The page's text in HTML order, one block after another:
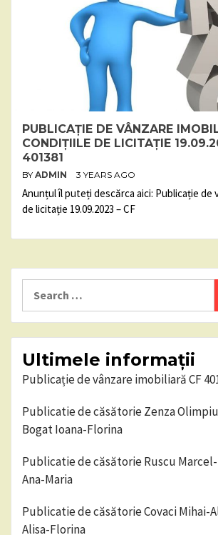
PUBLICAȚIE DE VÂNZARE
CONDIȚIILE DE LICITAȚIE
401381
BY ADMIN 3 YEARS AGO
Anunțul îl puteți descărca aici: Publicație de
de licitație 19.09.2023 – CF
Ultimele informații
Publicație de vânzare imobiliară CF
Publicatie de căsătorie Zenza
Bogat Ioana-Florina
Publicatie de căsătorie Ruscu
Ana-Maria
Publicatie de căsătorie Covaci Mihai-
Alisa-Florina